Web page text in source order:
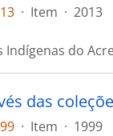
· Item · 2013
Indígenas do
das
· Item · 1999